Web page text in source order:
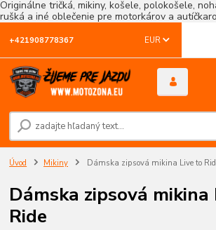
Originálne tričká, mikiny, košele, polokošele,
rušká a iné oblečenie pre motorkárov a
EUR
+421908778367
Úvod Mikiny Dámska zipsová mikina Live to
Dámska zipsová
Ride